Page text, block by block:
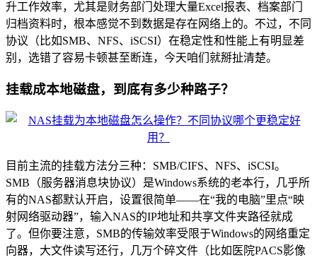
升工作效率，尤其是财务部门处理大量Excel报表、档案部门
归档资料时，根本感觉不到数据是存在网络上的。不过，不同
协议（比如SMB、NFS、iSCSI）在稳定性和性能上有明显差
别，选错了容易卡顿甚至断连，今天咱们就掰扯清楚。
挂载成本地磁盘，到底有多少种路子？
目前主流的挂载方法分三种：SMB/CIFS、NFS、iSCSI。
SMB（服务器消息块协议）是Windows系统的老本行，几乎所
有的NAS都默认开启，设置很简单——在“我的电脑”里点“映
射网络驱动器”，输入NAS的IP地址和共享文件夹路径就成
了。但你要注意，SMB的传输效率受限于Windows的网络重定
向器，大文件读写还行，几万个碎文件（比如医院PACS影像